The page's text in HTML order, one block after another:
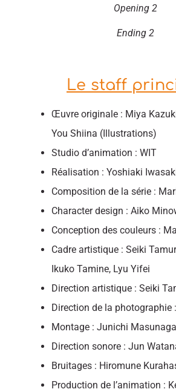
Opening 2
Ending 2
Le staff
Œuvre originale : Miya
You Shiina (Illustrations)
Studio d’animation : WIT
Réalisation : Yoshiaki
Composition de la série :
Character design : Aiko
Conception des couleurs :
Cadre artistique : Seiki
Ikuko Tamine, Lyu Yifei
Direction artistique : Seiki
Direction de la photographie
Montage : Junichi Masunaga
Direction sonore : Jun
Bruitages : Hiromune
Production de l’animation :